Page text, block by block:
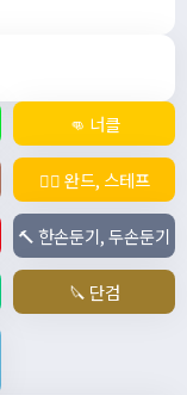
👊 너클
🧙‍♀️ 완드, 스테프
🔨 한손둔기, 두손둔기
🔪 단검